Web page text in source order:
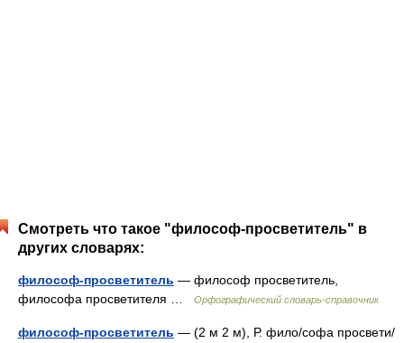
Смотреть что такое "философ-просветитель" в
других словарях:
философ-просветитель — философ просветитель,
философа просветителя …
Орфографический словарь-справочник
философ-просветитель — (2 м 2 м), Р. фило/софа просвети/